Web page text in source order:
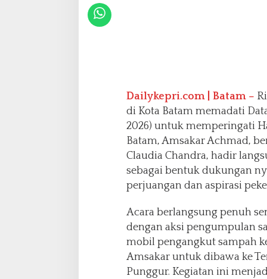
Dailykepri.com | Batam –
di Kota Batam memadati
2026) untuk memperingati
Batam, Amsakar Achmad,
Claudia Chandra, hadir
sebagai bentuk dukungan
perjuangan dan aspirasi
Acara berlangsung penuh
dengan aksi pengumpulan
mobil pengangkut sampah
Amsakar untuk dibawa ke
Punggur. Kegiatan ini